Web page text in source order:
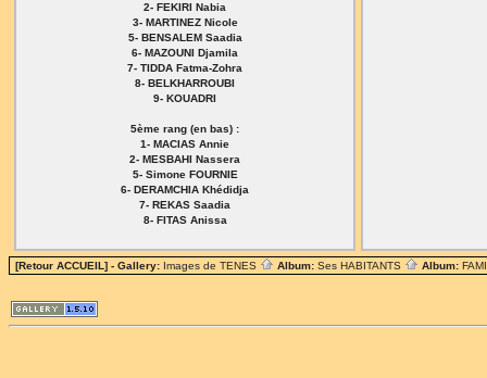
2- FEKIRI Nabia
3- MARTINEZ Nicole
5- BENSALEM Saadia
6- MAZOUNI Djamila
7- TIDDA Fatma-Zohra
8- BELKHARROUBI
9- KOUADRI
5ème rang (en bas) :
1- MACIAS Annie
2- MESBAHI Nassera
5- Simone FOURNIE
6- DERAMCHIA Khédidja
7- REKAS Saadia
8- FITAS Anissa
[Retour ACCUEIL] - Gallery: Images de TENES Album: Ses HABITANTS Album: